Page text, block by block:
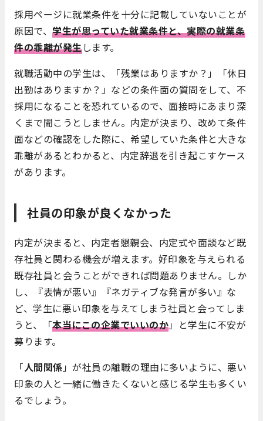
採用ページに就業条件を十分に記載していないことが
原因で、 学生が思っていた就業条件と、実際の就業条
件の乖離が発生します。
就職活動中の学生は、「残業はありますか？」「休日
出勤はありますか？」などの条件面の質問をして、不
採用になることを恐れているので、面接時にあまり深
くまで聞こうとしません。内定が決まり、改めて条件
面などの確認をした際に、希望していた条件と大きな
乖離があるとわかると、内定辞退を引き起こすケース
があります。
社員の印象が良くなかった
内定が決まると、内定者懇親会、内定式や面談など既
存社員と関わる機会が増えます。好印象を与えられる
既存社員と会うことができれば問題ありません。しか
し、『表情が悪い』『ネガティブな発言が多い』な
ど、学生に悪い印象を与えてしまう社員と会ってしま
うと、「本当にこの企業でいいのか」と学生に不安が
募ります。
「人間関係 」が社員の離職の理由に多いように、悪い
印象の人と一緒に働きたくないと感じる学生も多くい
るでしょう。